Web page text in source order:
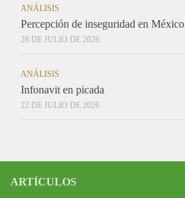
ANÁLISIS
Percepción de inseguridad en México
28 DE JULIO DE 2026
ANÁLISIS
Infonavit en picada
22 DE JULIO DE 2026
ARTÍCULOS